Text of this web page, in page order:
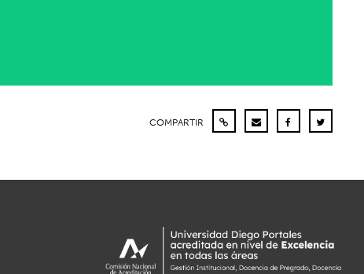
COMPARTIR